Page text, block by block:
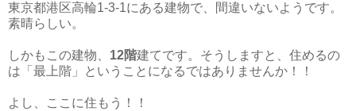
東京都港区高輪1-3-1にある建物で、間違いないようです。
素晴らしい。
しかもこの建物、 12階建てです。そうしますと、住めるの
は「最上階」ということになるではありませんか！！
よし、ここに住もう！！